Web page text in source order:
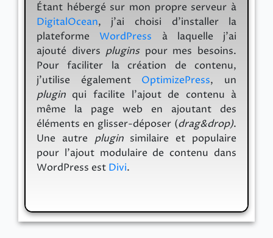
Étant hébergé sur mon propre serveur à
DigitalOcean, j’ai choisi d’installer la
plateforme WordPress à laquelle j’ai
ajouté divers pluginspour mes besoins.
Pour faciliter la création de contenu,
j’utilise également OptimizePress, un
pluginqui facilite l'ajout de contenu à
même la page web en ajoutant des
éléments en glisser-déposer (drag&drop).
Une autre pluginsimilaire et populaire
pour l'ajout modulaire de contenu dans
WordPress est Divi.